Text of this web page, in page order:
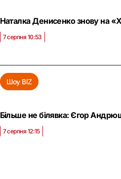
Наталка Денисенко знову на
7 серпня 10:53
Шоу BIZ
Більше не білявка: Єгор
7 серпня 12:15